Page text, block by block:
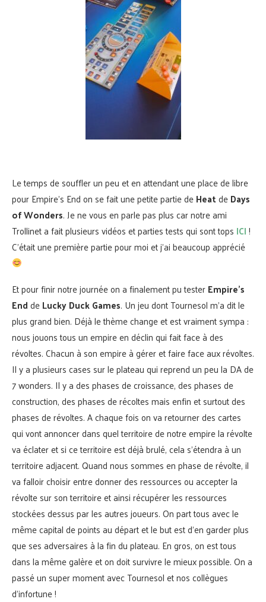
Le temps de souffler un peu et en attendant une place de libre
pour Empire’s End on se fait une petite partie deHeatdeDays
of Wonders. Je ne vous en parle pas plus car notre ami
Trollinet a fait plusieurs vidéos et parties tests qui sont tops ICI!
C’était une première partie pour moi et j’ai beaucoup apprécié
Et pour finir notre journée on a finalement pu testerEmpire’s
EnddeLucky Duck Games. Un jeu dont Tournesol m’a dit le
plus grand bien. Déjà le thème change et est vraiment sympa :
nous jouons tous un empire en déclin qui fait face à des
révoltes. Chacun à son empire à gérer et faire face aux révoltes.
Il y a plusieurs cases sur le plateau qui reprend un peu la DA de
7 wonders. Il y a des phases de croissance, des phases de
construction, des phases de récoltes mais enfin et surtout des
phases de révoltes. A chaque fois on va retourner des cartes
qui vont annoncer dans quel territoire de notre empire la révolte
va éclater et si ce territoire est déjà brulé, cela s’étendra à un
territoire adjacent. Quand nous sommes en phase de révolte, il
va falloir choisir entre donner des ressources ou accepter la
révolte sur son territoire et ainsi récupérer les ressources
stockées dessus par les autres joueurs. On part tous avec le
même capital de points au départ et le but est d’en garder plus
que ses adversaires à la fin du plateau. En gros, on est tous
dans la même galère et on doit survivre le mieux possible. On a
passé un super moment avec Tournesol et nos collègues
d’infortune !